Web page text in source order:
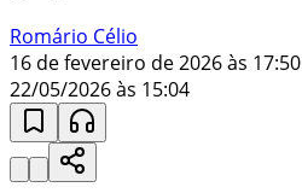
Romário Célio
16 de fevereiro de 2026 às 17:50
22/05/2026 às 15:04